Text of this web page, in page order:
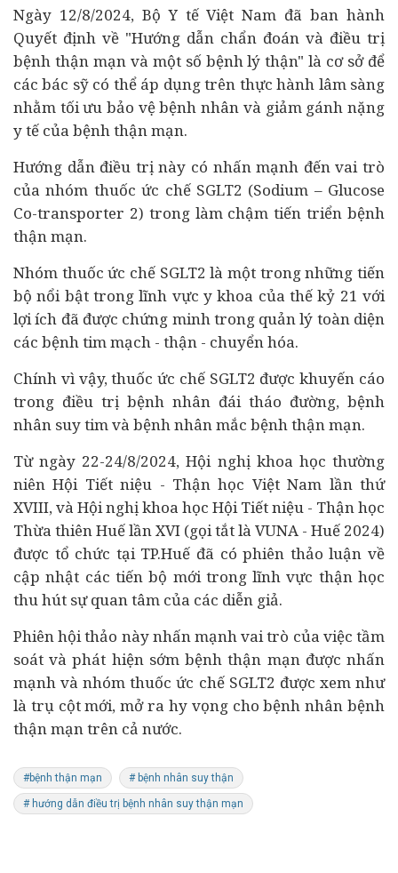
Ngày 12/8/2024, Bộ Y tế Việt Nam đã ban hành
Quyết định về "Hướng dẫn chẩn đoán và điều trị
bệnh thận mạn và một số bệnh lý thận" là cơ sở để
các bác sỹ có thể áp dụng trên thực hành lâm sàng
nhằm tối ưu bảo vệ bệnh nhân và giảm gánh nặng
y tế của bệnh thận mạn.
Hướng dẫn điều trị này có nhấn mạnh đến vai trò
của nhóm thuốc ức chế SGLT2 (Sodium – Glucose
Co-transporter 2) trong làm chậm tiến triển bệnh
thận mạn.
Nhóm thuốc ức chế SGLT2 là một trong những tiến
bộ nổi bật trong lĩnh vực y khoa của thế kỷ 21 với
lợi ích đã được chứng minh trong quản lý toàn diện
các bệnh tim mạch - thận - chuyển hóa.
Chính vì vậy, thuốc ức chế SGLT2 được khuyến cáo
trong điều trị bệnh nhân đái tháo đường, bệnh
nhân suy tim và bệnh nhân mắc bệnh thận mạn.
Từ ngày 22-24/8/2024, Hội nghị khoa học thường
niên Hội Tiết niệu - Thận học Việt Nam lần thứ
XVIII, và Hội nghị khoa học Hội Tiết niệu - Thận học
Thừa thiên Huế lần XVI (gọi tắt là VUNA - Huế 2024)
được tổ chức tại TP.Huế đã có phiên thảo luận về
cập nhật các tiến bộ mới trong lĩnh vực thận học
thu hút sự quan tâm của các diễn giả.
Phiên hội thảo này nhấn mạnh vai trò của việc tầm
soát và phát hiện sớm bệnh thận mạn được nhấn
mạnh và nhóm thuốc ức chế SGLT2 được xem như
là trụ cột mới, mở ra hy vọng cho bệnh nhân bệnh
thận mạn trên cả nước.
#bệnh thận mạn # bệnh nhân suy thận
# hướng dẫn điều trị bệnh nhân suy thận mạn